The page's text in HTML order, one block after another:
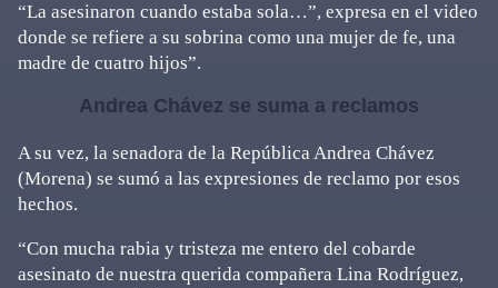
“La asesinaron cuando estaba sola…”, expresa en el video
donde se refiere a su sobrina como una mujer de fe, una
madre de cuatro hijos”.
Andrea Chávez se suma a reclamos
A su vez, la senadora de la República Andrea Chávez
(Morena) se sumó a las expresiones de reclamo por esos
hechos.
“Con mucha rabia y tristeza me entero del cobarde
asesinato de nuestra querida compañera Lina Rodríguez,